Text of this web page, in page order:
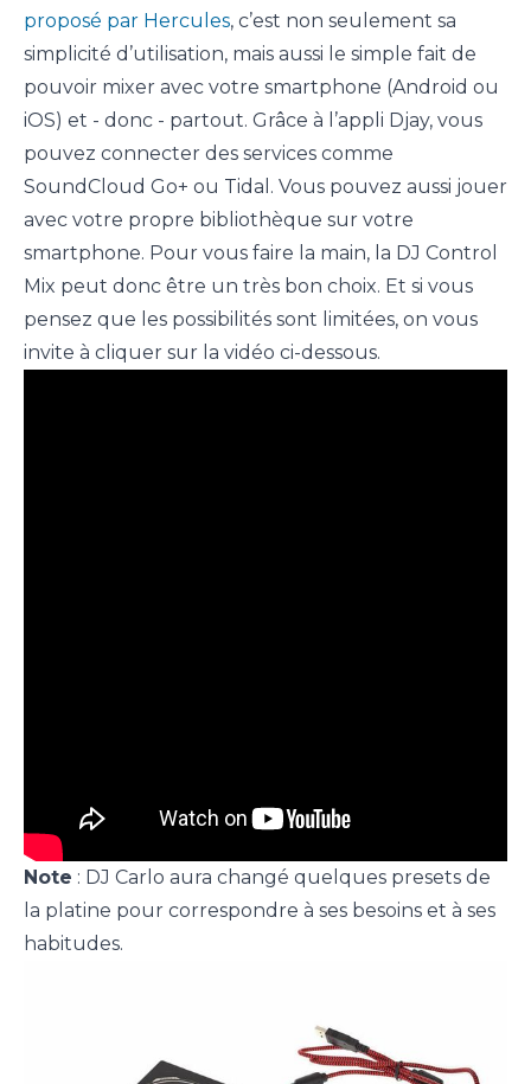
proposé par Hercules, c’est non seulement sa
simplicité d’utilisation, mais aussi le simple fait de
pouvoir mixer avec votre smartphone (Android ou
iOS) et - donc - partout. Grâce à l’appli Djay, vous
pouvez connecter des services comme
SoundCloud Go+ ou Tidal. Vous pouvez aussi jouer
avec votre propre bibliothèque sur votre
smartphone. Pour vous faire la main, la DJ Control
Mix peut donc être un très bon choix. Et si vous
pensez que les possibilités sont limitées, on vous
invite à cliquer sur la vidéo ci-dessous.
Note : DJ Carlo aura changé quelques presets de
la platine pour correspondre à ses besoins et à ses
habitudes.